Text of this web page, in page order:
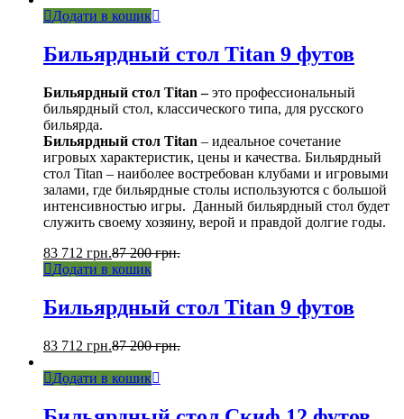
Додати в кошик
Бильярдный стол Titan 9 футов
Бильярдный стол Titan –это профессиональный
бильярдный стол, классического типа, для русского
бильярда.
Бильярдный стол Titan – идеальное сочетание
игровых характеристик, цены и качества. Бильярдный
стол Titan – наиболее востребован клубами и игровыми
залами, где бильярдные столы используются с большой
интенсивностью игры. Данный бильярдный стол будет
служить своему хозяину, верой и правдой долгие годы.
83 712 грн.87 200грн.
Додати в кошик
Бильярдный стол Titan 9 футов
83 712 грн.87 200грн.
Додати в кошик